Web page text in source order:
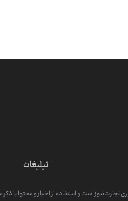
تبلیغات
است و استفاده از اخبار و محتوا با ذکر